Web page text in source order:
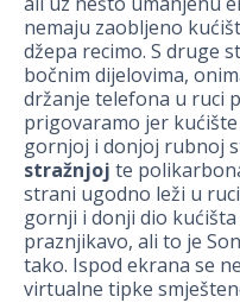
nemaju zaobljeno
džepa recimo. S druge
bočnim dijelovima,
držanje telefona u ruci
prigovaramo jer
gornjoj i donjoj rubnoj
stražnjoj te
strani ugodno leži u
gornji i donji dio
praznjikavo, ali to je
tako. Ispod ekrana se
virtualne tipke